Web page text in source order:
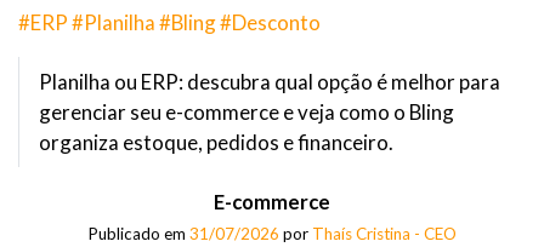
#ERP #Planilha #Bling #Desconto
Planilha ou ERP: descubra qual opção é melhor para
gerenciar seu e-commerce e veja como o Bling
organiza estoque, pedidos e financeiro.
E-commerce
Publicado em 31/07/2026 por Thaís Cristina - CEO